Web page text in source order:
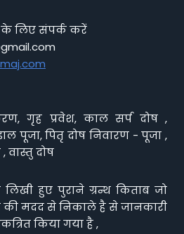
के लिए संपर्क करें
गृह प्रवेश, काल सर्प दोष ,
पूजा, पितृ दोष निवारण - पूजा ,
वास्तु दोष
हुए पुराने ग्रन्थ किताब जो
की मदद से निकाले है से जानकारी
किया गया है ,